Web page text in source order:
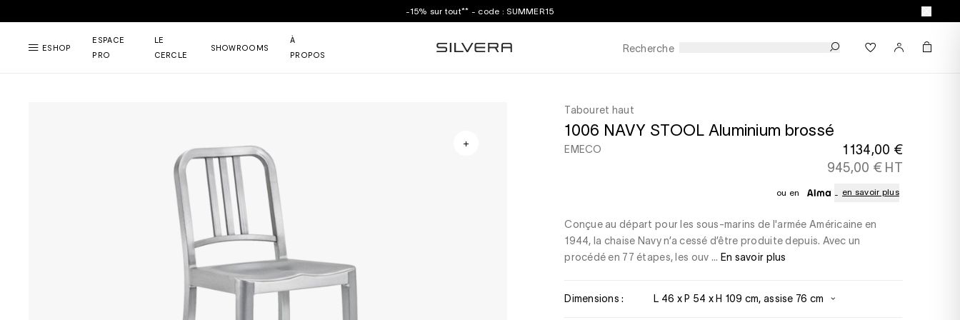
-15% sur tout** - code : SUMMER15
ESHOP
ESPACE
PRO
LE
CERCLE
SHOWROOMS
À
PROPOS
Recherche
Tabouret haut
1006 NAVY STOOL Aluminium brossé
EMECO
1 134,00 €
945,00 € HT
ou en en savoir plus
Conçue au départ pour les sous-marins de l'armée Américaine en
1944, la chaise Navy n’a cessé d’être produite depuis. Avec un
procédé en 77 étapes, les ouv ... En savoir plus
Dimensions : L 46 x P 54 x H 109 cm, assise 76 cm